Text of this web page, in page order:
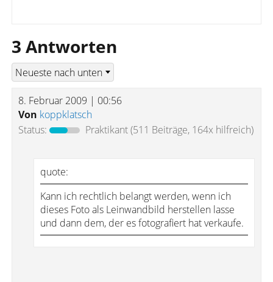
3 Antworten
8. Februar 2009 | 00:56
Von koppklatsch
Status:
Praktikant(511 Beiträge, 164x hilfreich)
quote:
Kann ich rechtlich belangt werden, wenn ich
dieses Foto als Leinwandbild herstellen lasse
und dann dem, der es fotografiert hat verkaufe.